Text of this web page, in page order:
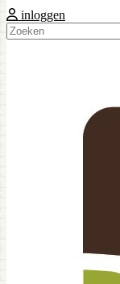
inloggen